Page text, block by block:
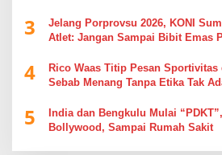
3
Jelang Porprovsu 2026, KONI
Atlet: Jangan Sampai Bibit Emas
4
Rico Waas Titip Pesan
Sebab Menang Tanpa Etika Tak
5
India dan Bengkulu Mulai
Bollywood, Sampai Rumah Sakit